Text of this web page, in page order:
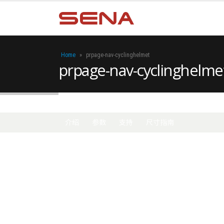
Home » prpage-nav-cyclinghelmet
prpage-nav-